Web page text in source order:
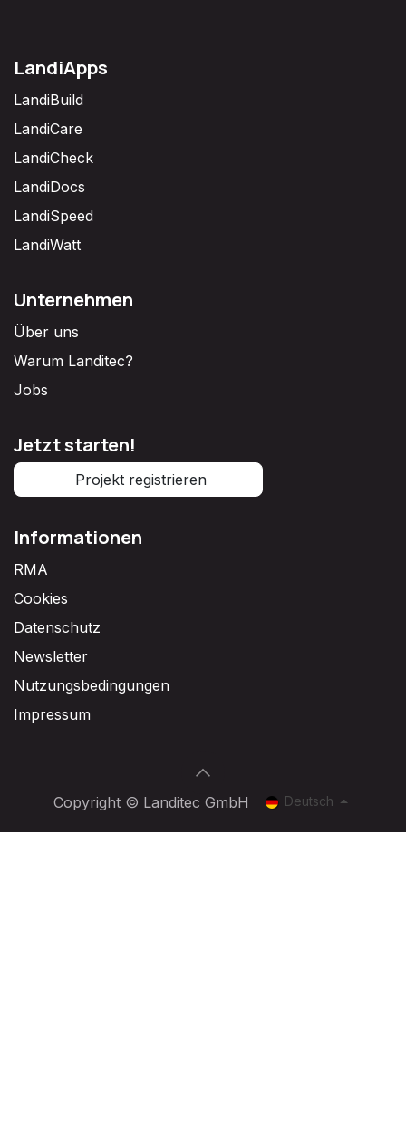
LandiApps
LandiBuild
LandiCare
LandiCheck
LandiDocs
LandiSpeed
LandiWatt
Unternehmen
Über uns
Warum Landitec?
Jobs
Jetzt starten!
Projekt registrieren
Informationen
RMA
Cookies
Datenschutz
Newsletter
Nutzungsbedingungen
Impressum
Copyright © Landitec GmbH Deutsch